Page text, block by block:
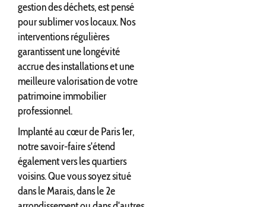
gestion des déchets, est pensé
pour sublimer vos locaux. Nos
interventions régulières
garantissent une longévité
accrue des installations et une
meilleure valorisation de votre
patrimoine immobilier
professionnel.
Implanté au cœur de Paris 1er,
notre savoir-faire s'étend
également vers les quartiers
voisins. Que vous soyez situé
dans le Marais, dans le 2e